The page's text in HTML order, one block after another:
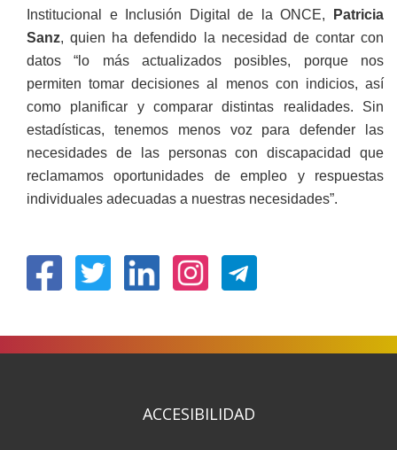
Institucional e Inclusión Digital de la ONCE,
Patricia
Sanz, quien ha defendido la necesidad de contar con
datos “lo más actualizados posibles, porque nos
permiten tomar decisiones al menos con indicios, así
como planificar y comparar distintas realidades. Sin
estadísticas, tenemos menos voz para defender las
necesidades de las personas con discapacidad que
reclamamos oportunidades de empleo y respuestas
individuales adecuadas a nuestras necesidades”.
ACCESIBILIDAD